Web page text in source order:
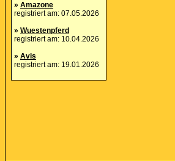
» Amazone
registriert am: 07.05.2026
» Wuestenpferd
registriert am: 10.04.2026
» Avis
registriert am: 19.01.2026